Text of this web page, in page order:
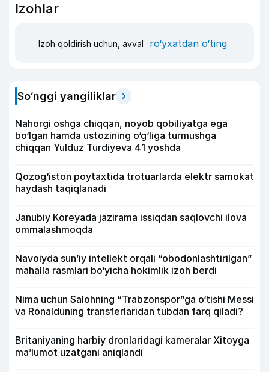
Izohlar
Izoh qoldirish uchun, avval ro‘yxatdan o‘ting
So‘nggi yangiliklar
Nahorgi oshga chiqqan, noyob qobiliyatga ega
bo‘lgan hamda ustozining o‘g‘liga turmushga
chiqqan Yulduz Turdiyeva 41 yoshda
Qozog‘iston poytaxtida trotuarlarda elektr samokat
haydash taqiqlanadi
Janubiy Koreyada jazirama issiqdan saqlovchi ilova
ommalashmoqda
Navoiyda sun’iy intellekt orqali “obodonlashtirilgan”
mahalla rasmlari bo‘yicha hokimlik izoh berdi
Nima uchun Salohning “Trabzonspor”ga o‘tishi Messi
va Ronalduning transferlaridan tubdan farq qiladi?
Britaniyaning harbiy dronlaridagi kameralar Xitoyga
ma’lumot uzatgani aniqlandi